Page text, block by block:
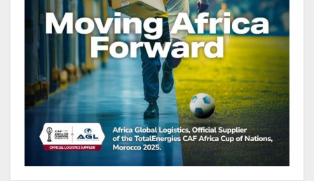
améliorer la performance des
projets
Gabon : Ismaël Bonkoungou, le
Directeur général en visite
d’inspection des grands chantiers
routiers d’EBOMAF BTP Gabon
dans la Ngounié
Gabon : Les paiements d’intérêts
de la dette absorbent 20 à 30 % des